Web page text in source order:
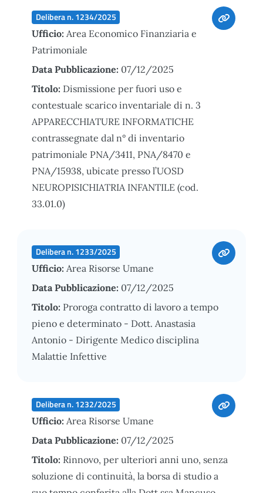
Delibera n. 1234/2025
Ufficio: Area Economico Finanziaria e
Patrimoniale
Data Pubblicazione: 07/12/2025
Titolo: Dismissione per fuori uso e
contestuale scarico inventariale di n. 3
APPARECCHIATURE INFORMATICHE
contrassegnate dal n° di inventario
patrimoniale PNA/3411, PNA/8470 e
PNA/15938, ubicate presso l’UOSD
NEUROPISICHIATRIA INFANTILE (cod.
33.01.0)
Delibera n. 1233/2025
Ufficio: Area Risorse Umane
Data Pubblicazione: 07/12/2025
Titolo: Proroga contratto di lavoro a tempo
pieno e determinato - Dott. Anastasia
Antonio - Dirigente Medico disciplina
Malattie Infettive
Delibera n. 1232/2025
Ufficio: Area Risorse Umane
Data Pubblicazione: 07/12/2025
Titolo: Rinnovo, per ulteriori anni uno, senza
soluzione di continuità, la borsa di studio a